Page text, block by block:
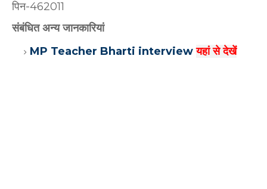
पिन-462011
संबंधित अन्य जानकारियां
MP Teacher Bharti interviewयहां से देखें